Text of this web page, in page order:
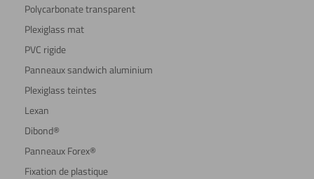
Polycarbonate transparent
Plexiglass mat
PVC rigide
Panneaux sandwich aluminium
Plexiglass teintes
Lexan
Dibond®
Panneaux Forex®
Fixation de plastique